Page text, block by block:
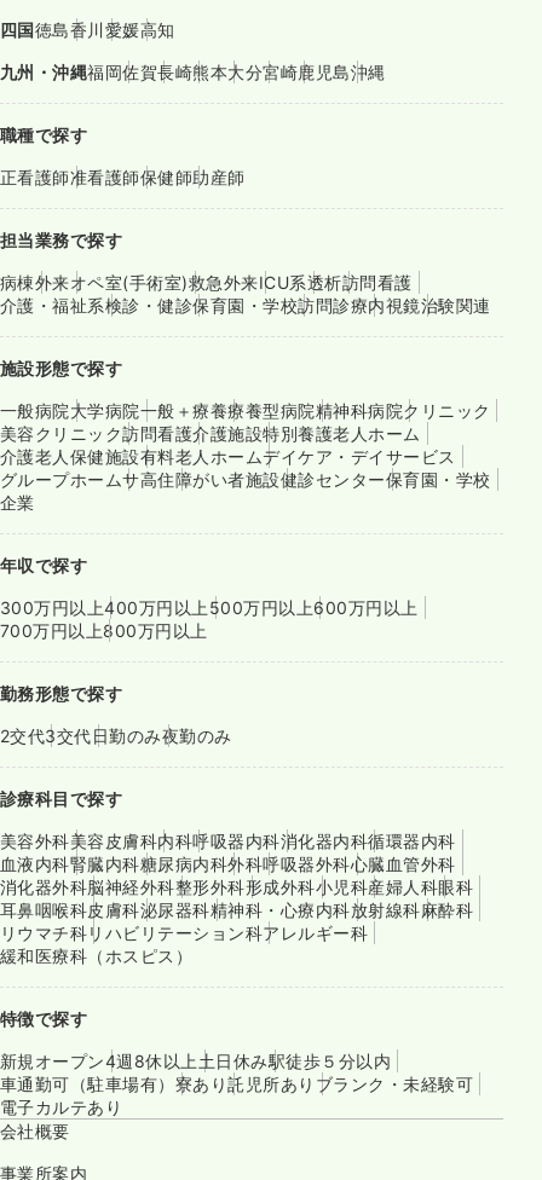
四国徳島香川愛媛高知
九州・沖縄福岡佐賀長崎熊本大分宮崎鹿児島沖縄
職種で探す
正看護師准看護師保健師助産師
担当業務で探す
病棟外来オペ室(手術室)救急外来ICU系透析訪問看護
介護・福祉系検診・健診保育園・学校訪問診療内視鏡治験関連
施設形態で探す
一般病院大学病院一般＋療養療養型病院精神科病院クリニック
美容クリニック訪問看護介護施設特別養護老人ホーム
介護老人保健施設有料老人ホームデイケア・デイサービス
グループホームサ高住障がい者施設健診センター保育園・学校
企業
年収で探す
300万円以上400万円以上 500万円以上600万円以上
700万円以上800万円以上
勤務形態で探す
2交代3交代日勤のみ夜勤のみ
診療科目で探す
美容外科美容皮膚科内科呼吸器内科消化器内科循環器内科
血液内科腎臓内科糖尿病内科外科呼吸器外科心臓血管外科
消化器外科脳神経外科整形外科形成外科小児科産婦人科眼科
耳鼻咽喉科皮膚科泌尿器科精神科・心療内科放射線科麻酔科
リウマチ科リハビリテーション科アレルギー科
緩和医療科（ホスピス）
特徴で探す
新規オープン4週8休以上 土日休み駅徒歩５分以内
車通勤可（駐車場有） 寮あり託児所あり ブランク・未経験可
電子カルテあり
会社概要
事業所案内